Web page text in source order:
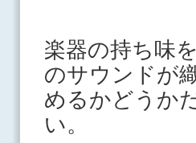
楽器の持ち味
のサウンドが
めるかどうか
い。